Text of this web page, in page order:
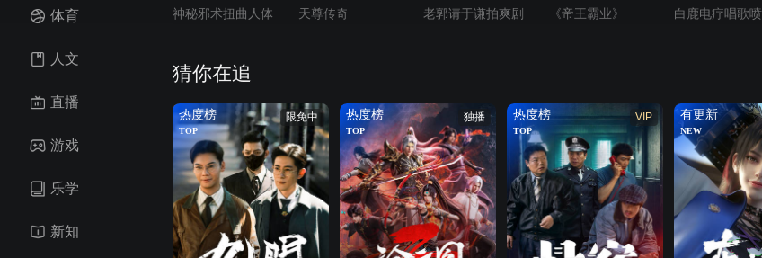
体育
人文
直播
游戏
乐学
新知
神秘邪术扭曲人体 天尊传奇 老郭请于谦拍爽剧 《帝王霸业》 白鹿电疗唱歌
猜你在追
限免中
热度榜
TOP
独播
热度榜
TOP
VIP
热度榜
TOP
有更新
NEW